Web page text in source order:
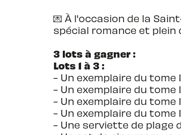
💌 À l'occasion de la
spécial romance et plein
3 lots à gagner :
Lots 1 à 3 :
- Un exemplaire du tome
- Un exemplaire du tome 1
- Un exemplaire du tome
- Un exemplaire du tome
- Une serviette de plage